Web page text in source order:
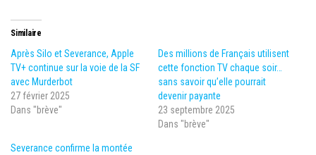
Similaire
Après Silo et Severance, Apple
TV+ continue sur la voie de la SF
avec Murderbot
27 février 2025
Dans "brève"
Des millions de Français utilisent
cette fonction TV chaque soir…
sans savoir qu’elle pourrait
devenir payante
23 septembre 2025
Dans "brève"
Severance confirme la montée